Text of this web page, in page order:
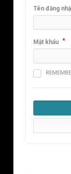
Tên đăng
Mật khẩu *